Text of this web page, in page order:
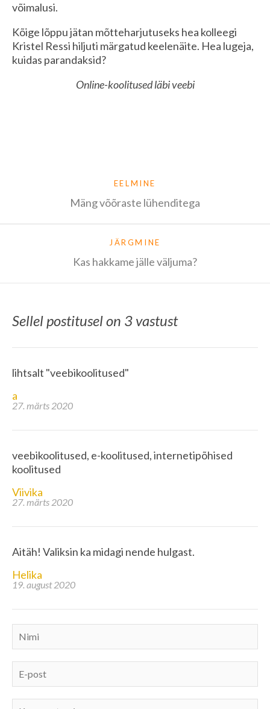
võimalusi.
Kõige lõppu jätan mõtteharjutuseks hea kolleegi
Kristel Ressi hiljuti märgatud keelenäite. Hea lugeja,
kuidas parandaksid?
Online-koolitused läbi veebi
EELMINE
Mäng võõraste lühenditega
JÄRGMINE
Kas hakkame jälle väljuma?
Sellel postitusel on 3 vastust
lihtsalt "veebikoolitused"
a
27. märts 2020
veebikoolitused, e-koolitused, internetipõhised
koolitused
Viivika
27. märts 2020
Aitäh! Valiksin ka midagi nende hulgast.
Helika
19. august 2020